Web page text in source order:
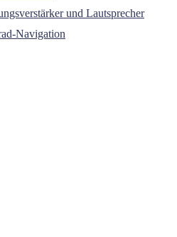
und Lautsprecher
Navigation